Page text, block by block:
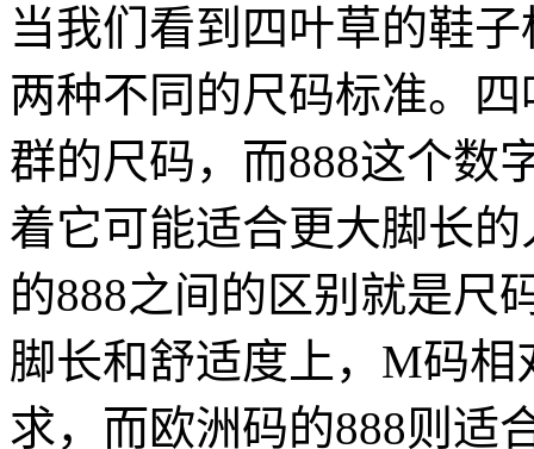
当我们看到四叶草的鞋
两种不同的尺码标准。
群的尺码，而888这个数
着它可能适合更大脚长
的888之间的区别就是尺
脚长和舒适度上，M码
求，而欧洲码的888则适